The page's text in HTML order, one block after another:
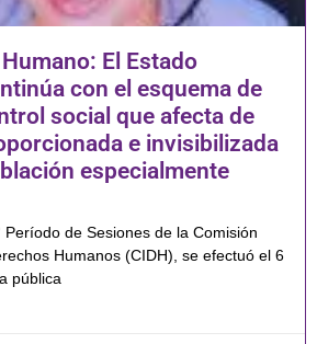
El Estado
con el esquema de
social que afecta de
e invisibilizada
especialmente
Período de Sesiones de la Comisión
Humanos (CIDH), se efectuó el 6
pública